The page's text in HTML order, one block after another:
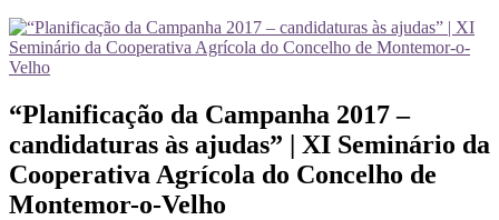
“Planificação da Campanha 2017 –
candidaturas às ajudas” | XI Seminário da
Cooperativa Agrícola do Concelho de
Montemor-o-Velho